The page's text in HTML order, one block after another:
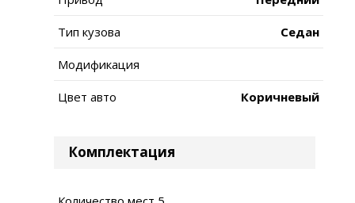
Тип кузова Седан
Модификация
Цвет авто Коричневый
Комплектация